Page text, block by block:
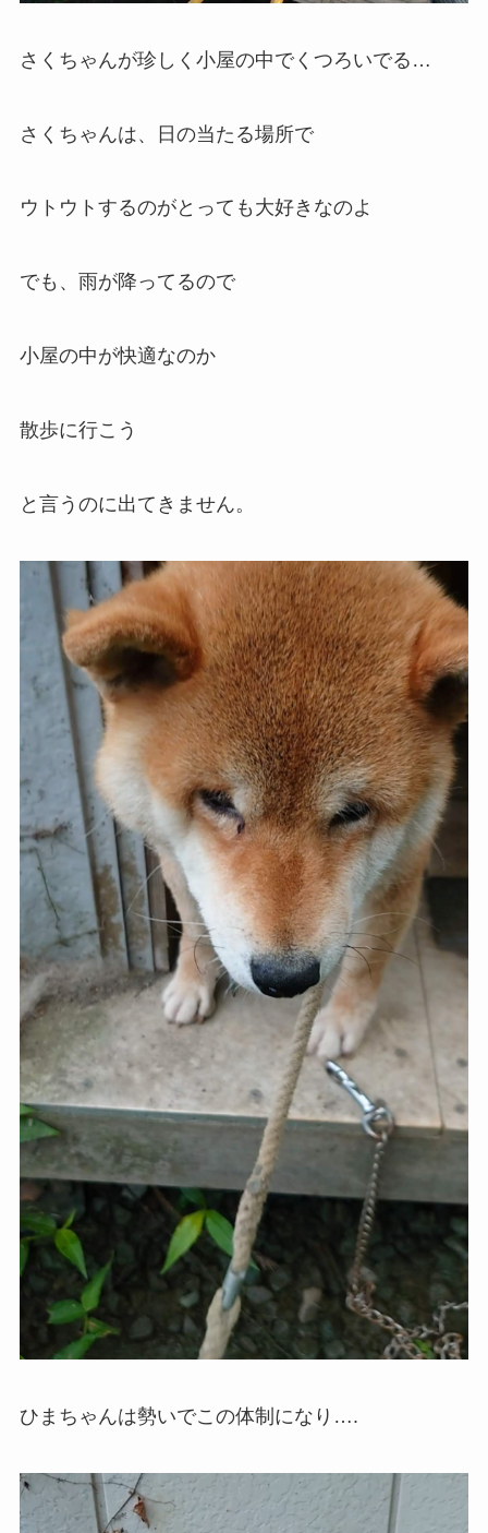
さくちゃんが珍しく小屋の中でくつろいでる…
さくちゃんは、日の当たる場所で
ウトウトするのがとっても大好きなのよ
でも、雨が降ってるので
小屋の中が快適なのか
散歩に行こう
と言うのに出てきません。
ひまちゃんは勢いでこの体制になり….